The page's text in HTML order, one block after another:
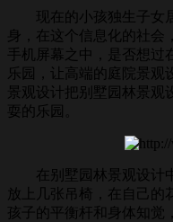
现在的小孩独生子女居
身，在这个信息化的社会
手机屏幕之中，是否想过
乐园，让高端的庭院景观
景观设计把别墅园林景观
耍的乐园。
在别墅园林景观设计中
放上几张吊椅，在自己的
孩子的平衡杆和身体知觉